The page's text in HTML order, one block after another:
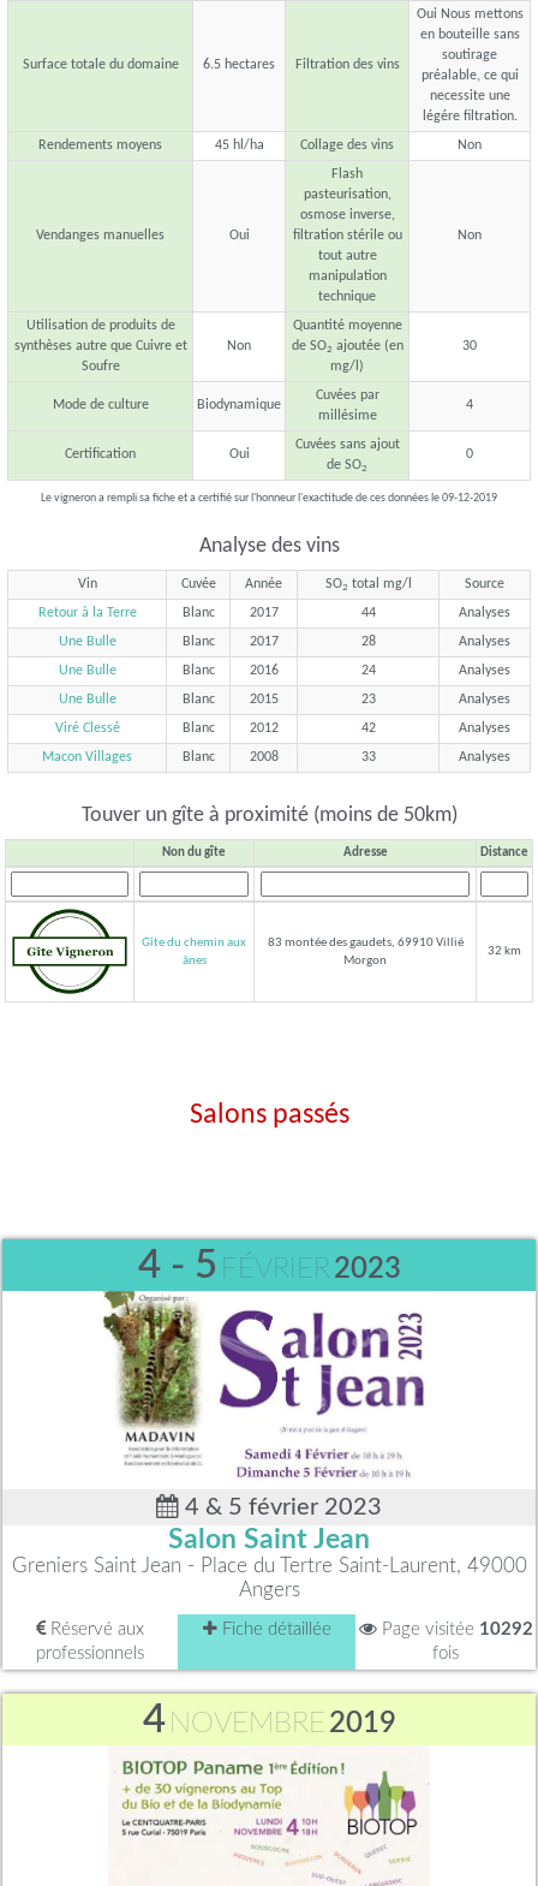
Surface totale du domaine 6.5 hectares Filtration des vins
Oui Nous mettons
en bouteille sans
soutirage
préalable, ce qui
necessite une
légére filtration.
Rendements moyens
45 hl/ha Collage des vins Non
Vendanges manuelles Oui
Flash
pasteurisation,
osmose inverse,
filtration stérile ou
tout autre
manipulation
technique
Non
Utilisation de produits de
synthèses autre que Cuivre et
Soufre
Non
Quantité moyenne
de SO2 ajoutée (en
mg/l)
30
Mode de culture Biodynamique
Cuvées par
millésime
4
Certification Oui
Cuvées sans ajout
de SO2
0
Le vigneron a rempli sa fiche et a certifié sur l'honneur l'exactitude de ces données le 09-12-2019
Analyse des vins
Vin Cuvée Année SO2 total mg/l
Source
Retour à la Terre
Blanc 2017 44
Analyses
Une Bulle
Blanc 2017 28
Analyses
Une Bulle
Blanc 2016 24
Analyses
Une Bulle
Blanc 2015 23
Analyses
Viré Clessé
Blanc 2012 42
Analyses
Macon Villages
Blanc 2008 33 Analyses
Touver un gîte à proximité (moins de 50km)
Non du gîte Adresse Distance
Gîte du chemin aux
ânes
83 montée des gaudets, 69910 Villié
Morgon
32 km
Salons passés
4 - 5 FÉVRIER 2023
4 & 5 février 2023
Salon Saint Jean
Greniers Saint Jean - Place du Tertre Saint-Laurent, 49000
Angers
Réservé aux
professionnels
Fiche détaillée Page visitée 10292
fois
4 NOVEMBRE 2019